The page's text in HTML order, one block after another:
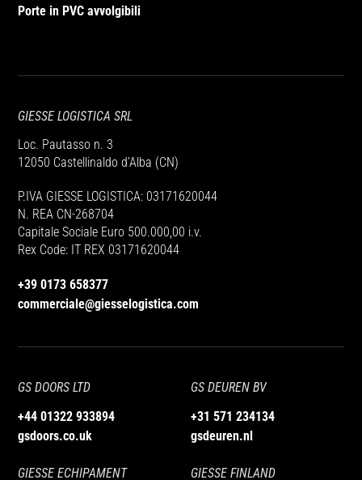
Porte in PVC avvolgibili
GIESSE LOGISTICA SRL
Loc. Pautasso n. 3
12050 Castellinaldo d’Alba (CN)
P.IVA GIESSE LOGISTICA: 03171620044
N. REA CN-268704
Capitale Sociale Euro 500.000,00 i.v.
Rex Code: IT REX 03171620044
+39 0173 658377
commerciale@giesselogistica.com
GS DOORS LTD
+44 01322 933894
gsdoors.co.uk
GS DEUREN BV
+31 571 234134
gsdeuren.nl
GIESSE ECHIPAMENT GIESSE FINLAND